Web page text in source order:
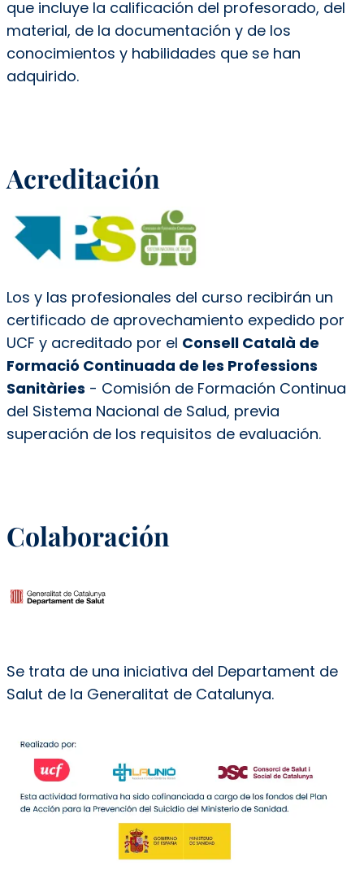
que incluye la calificación del profesorado, del
material, de la documentación y de los
conocimientos y habilidades que se han
adquirido.
Acreditación
Los y las profesionales del curso recibirán un
certificado de aprovechamiento expedido por
UCF y acreditado por el Consell Català de
Formació Continuada de les Professions
Sanitàries - Comisión de Formación Continua
del Sistema Nacional de Salud, previa
superación de los requisitos de evaluación.
Colaboración
Se trata de una iniciativa del Departament de
Salut de la Generalitat de Catalunya.